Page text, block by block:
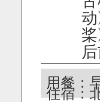
用餐：
住宿：